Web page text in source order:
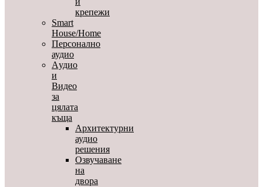
крепежи
Smart
House/Home
Персонално
аудио
Aудио
и
Видео
за
цялата
къща
Архитектурни
аудио
решения
Озвучаване
на
двора